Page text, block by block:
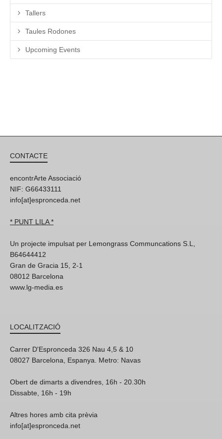
Tallers
Taules Rodones
Upcoming Events
CONTACTE
encontrArte Associació
NIF: G66433111
info[at]espronceda.net
* PUNT LILA *
Un projecte impulsat per Lemongrass Communcations S.L,
B64644412
Gran de Gracia 15, 2-1
08012 Barcelona
www.lg-media.es
LOCALITZACIÓ
Carrer D'Espronceda 326 Nau 4,5 & 10
08027 Barcelona, Espanya. Metro: Navas
Obert de dimarts a divendres, 16h - 20.30h
Dissabte, 16h - 19h
Altres hores amb cita prèvia
info[at]espronceda.net